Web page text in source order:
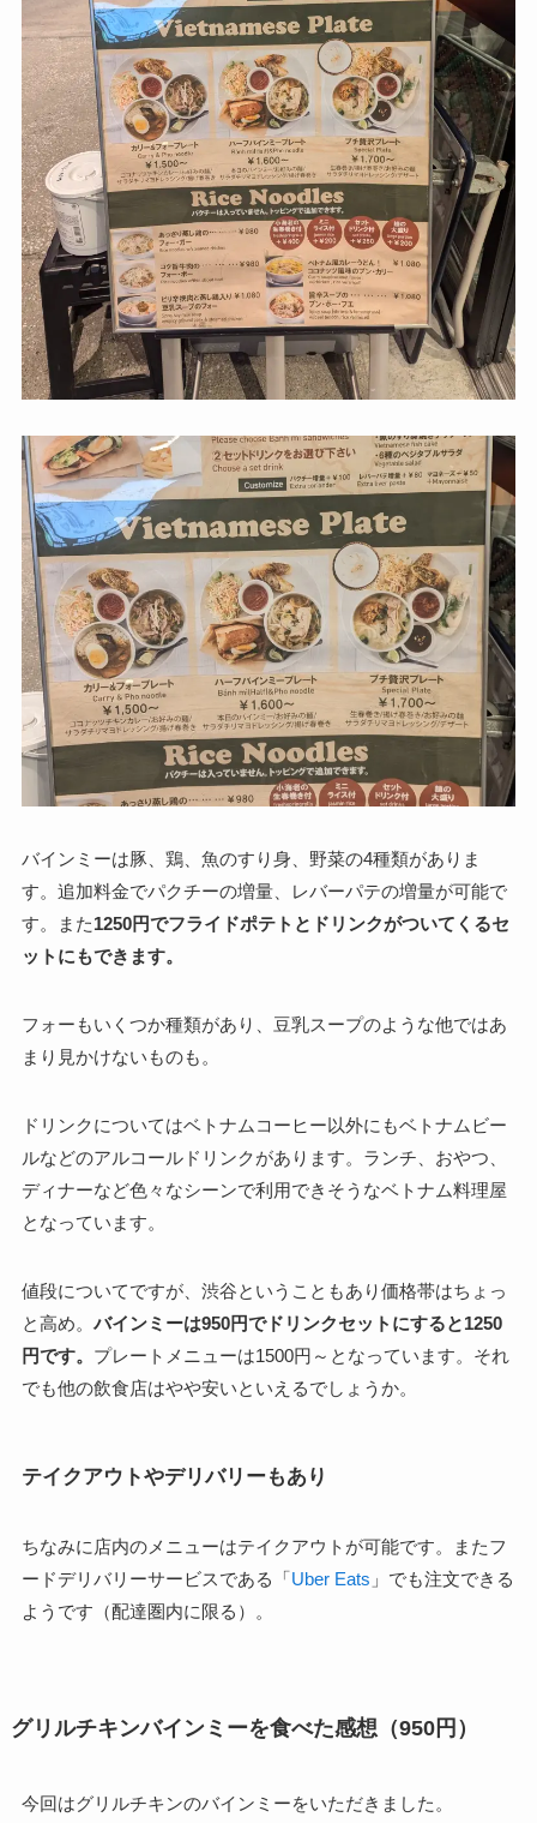
バインミーは豚、鶏、魚のすり身、野菜の4種類がありま
す。追加料金でパクチーの増量、レバーパテの増量が可能で
す。また1250円でフライドポテトとドリンクがついてくるセ
ットにもできます。
フォーもいくつか種類があり、豆乳スープのような他ではあ
まり見かけないものも。
ドリンクについてはベトナムコーヒー以外にもベトナムビー
ルなどのアルコールドリンクがあります。ランチ、おやつ、
ディナーなど色々なシーンで利用できそうなベトナム料理屋
となっています。
値段についてですが、渋谷ということもあり価格帯はちょっ
と高め。 バインミーは950円でドリンクセットにすると1250
円です。 プレートメニューは1500円～となっています。それ
でも他の飲食店はやや安いといえるでしょうか。
テイクアウトやデリバリーもあり
ちなみに店内のメニューはテイクアウトが可能です。またフ
ードデリバリーサービスである「Uber Eats 」でも注文できる
ようです（配達圏内に限る）。
グリルチキンバインミーを食べた感想（950円）
今回はグリルチキンのバインミーをいただきました。